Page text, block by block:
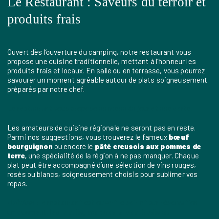
produits frais
Ouvert dès l’ouverture du camping, notre restaurant vous
propose une cuisine traditionnelle, mettant à l’honneur les
produits frais et locaux. En salle ou en terrasse, vous pourrez
savourer un moment agréable autour de plats soigneusement
préparés par notre chef.
Les amateurs de cuisine régionale ne seront pas en reste.
Parmi nos suggestions, vous trouverez le fameux bœuf
bourguignon ou encore le pâté creusois aux pommes de
terre, une spécialité de la région à ne pas manquer. Chaque
plat peut être accompagné d’une sélection de vins rouges,
rosés ou blancs, soigneusement choisis pour sublimer vos
repas.